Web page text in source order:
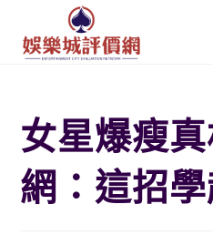
女星爆瘦
網：這招學